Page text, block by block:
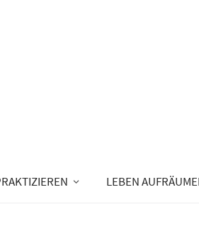
LEBEN